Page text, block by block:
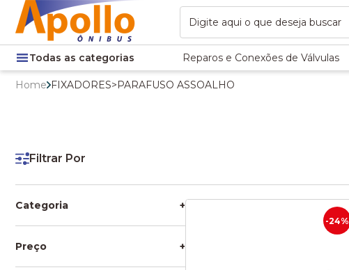
Todas as categorias Reparos e Conexões de Válvulas
Home FIXADORES>PARAFUSO ASSOALHO
Filtrar Por
Categoria
+
Preço +
-24%